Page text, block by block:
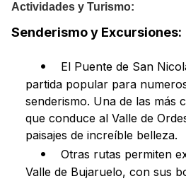
Actividades y Turismo:
Senderismo y Excursiones:
El Puente de San
partida popular para
senderismo. Una de las más
que conduce al Valle de
paisajes de increíble belleza.
Otras rutas permiten
Valle de Bujaruelo, con sus